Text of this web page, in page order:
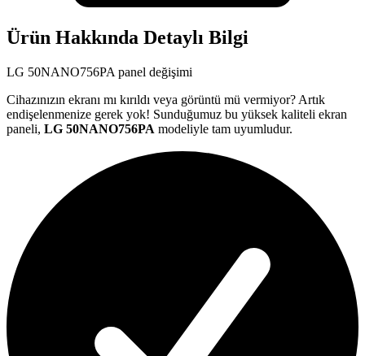
Ürün Hakkında Detaylı Bilgi
LG 50NANO756PA panel değişimi
Cihazınızın ekranı mı kırıldı veya görüntü mü vermiyor? Artık
endişelenmenize gerek yok! Sunduğumuz bu yüksek kaliteli ekran
paneli, LG 50NANO756PA modeliyle tam uyumludur.